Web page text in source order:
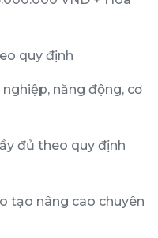
quy định
năng động, cơ
đủ theo quy định
tạo nâng cao chuyên